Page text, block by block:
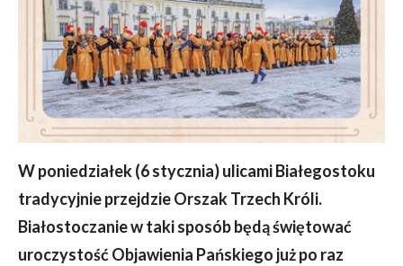
W poniedziałek (6 stycznia) ulicami Białegostoku
tradycyjnie przejdzie Orszak Trzech Króli.
Białostoczanie w taki sposób będą świętować
uroczystość Objawienia Pańskiego już po raz